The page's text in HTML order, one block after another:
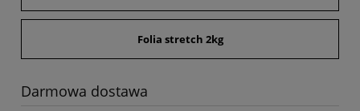
Folia stretch 2kg
Darmowa dostawa